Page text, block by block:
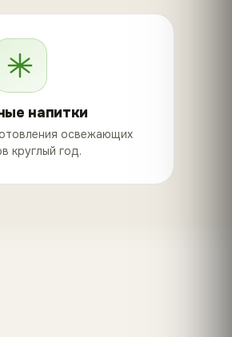
напитки
освежающих
круглый год.